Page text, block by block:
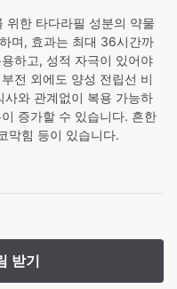
위한 타다라필 성분의 약물
며, 효과는 최대 36시간까
하고, 성적 자극이 있어야
전 외에도 양성 전립선 비
와 관계없이 복용 가능하
증가할 수 있습니다. 흔한
막힘 등이 있습니다.